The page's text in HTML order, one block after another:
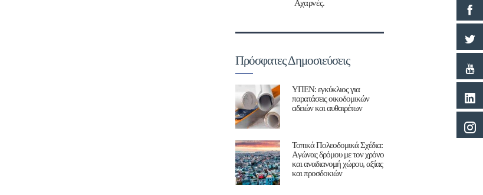
Αχαρνές.
Πρόσφατες Δημοσιεύσεις
ΥΠΕΝ: εγκύκλιος για
παρατάσεις οικοδομικών
αδειών και αυθαιρέτων
Τοπικά Πολεοδομικά Σχέδια:
Aγώνας δρόμου με τον χρόνο
και αναδιανομή χώρου, αξίας
και προσδοκιών